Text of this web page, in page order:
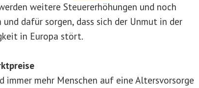
weitere Steuererhöhungen und noch
dafür sorgen, dass sich der Unmut in der
in Europa stört.
immer mehr Menschen auf eine Altersvorsorge